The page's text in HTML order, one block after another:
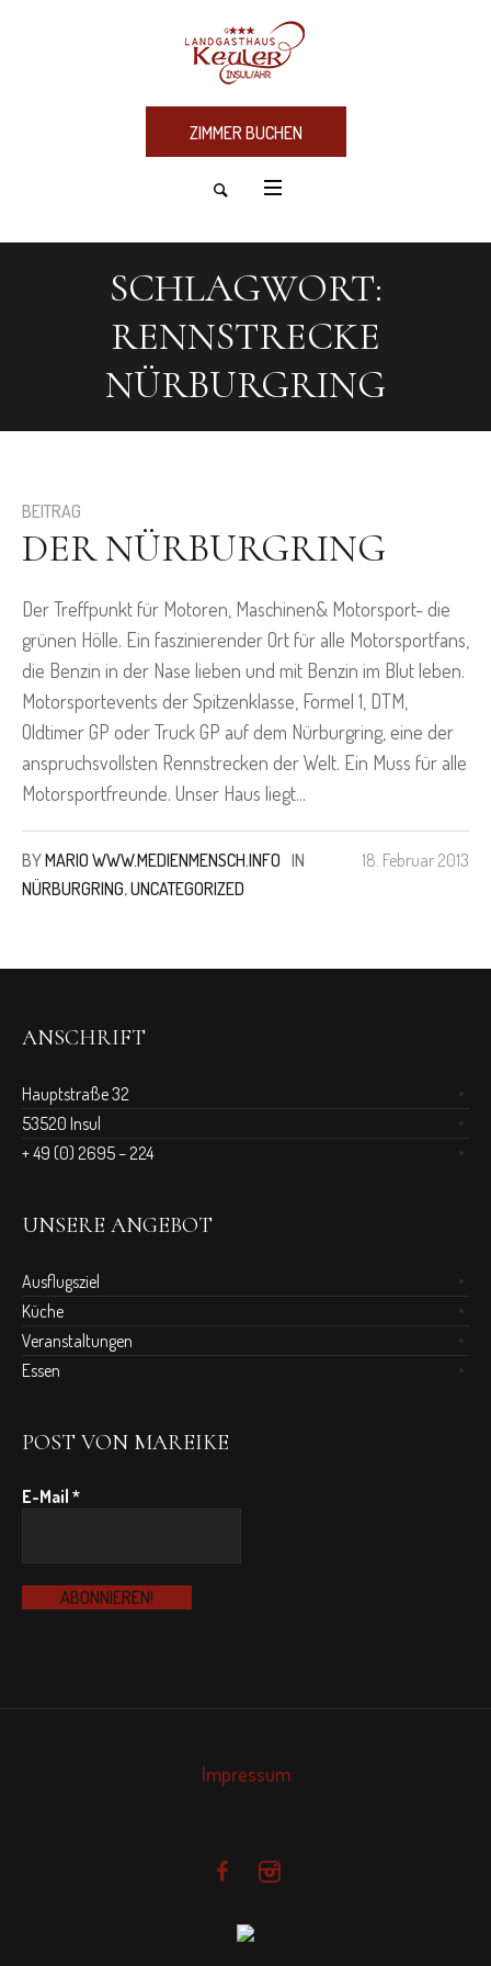
ZIMMER BUCHEN
SCHLAGWORT:
RENNSTRECKE
NÜRBURGRING
BEITRAG
DER NÜRBURGRING
Der Treffpunkt für Motoren, Maschinen& Motorsport- die
grünen Hölle. Ein faszinierender Ort für alle Motorsportfans,
die Benzin in der Nase lieben und mit Benzin im Blut leben.
Motorsportevents der Spitzenklasse, Formel 1, DTM,
Oldtimer GP oder Truck GP auf dem Nürburgring, eine der
anspruchsvollsten Rennstrecken der Welt. Ein Muss für alle
Motorsportfreunde. Unser Haus liegt...
18. Februar 2013
BYMARIO WWW.MEDIENMENSCH.INFO IN
NÜRBURGRING,UNCATEGORIZED
ANSCHRIFT
Hauptstraße 32
53520 Insul
+ 49 (0) 2695 – 224
UNSERE ANGEBOT
Ausflugsziel
Küche
Veranstaltungen
Essen
POST VON MAREIKE
E-Mail*
Impressum